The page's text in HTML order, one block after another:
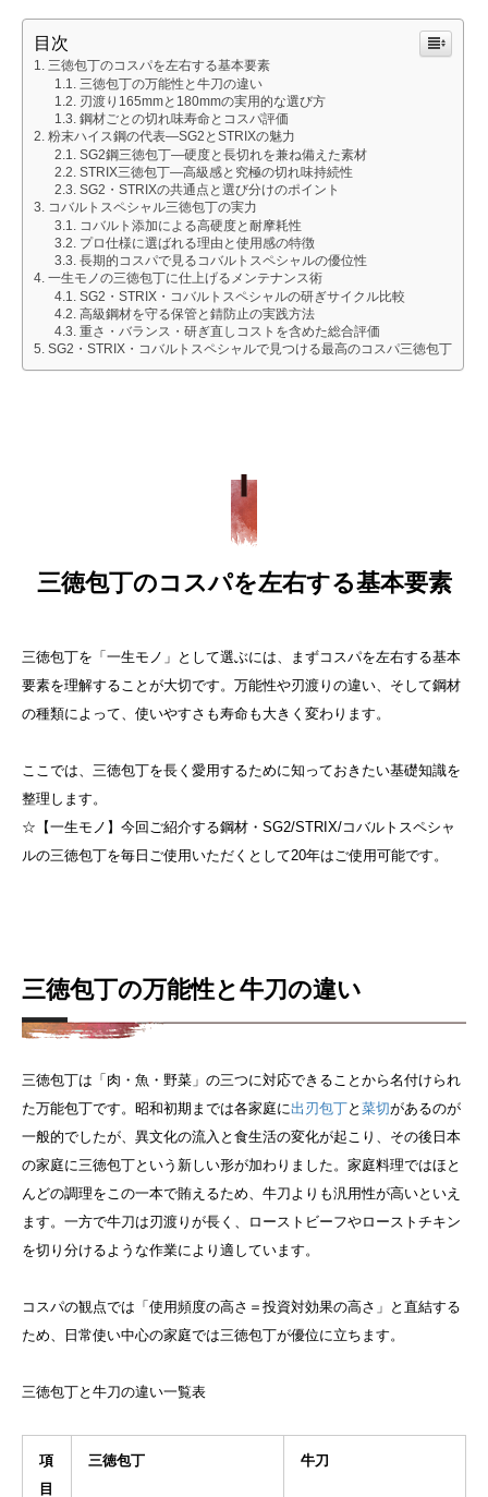
目次
三徳包丁のコスパを左右する基本要素
三徳包丁の万能性と牛刀の違い
刃渡り165mmと180mmの実用的な選び方
鋼材ごとの切れ味寿命とコスパ評価
粉末ハイス鋼の代表―SG2とSTRIXの魅力
SG2鋼三徳包丁―硬度と長切れを兼ね備えた素材
STRIX三徳包丁―高級感と究極の切れ味持続性
SG2・STRIXの共通点と選び分けのポイント
コバルトスペシャル三徳包丁の実力
コバルト添加による高硬度と耐摩耗性
プロ仕様に選ばれる理由と使用感の特徴
長期的コスパで見るコバルトスペシャルの優位性
一生モノの三徳包丁に仕上げるメンテナンス術
SG2・STRIX・コバルトスペシャルの研ぎサイクル比較
高級鋼材を守る保管と錆防止の実践方法
重さ・バランス・研ぎ直しコストを含めた総合評価
SG2・STRIX・コバルトスペシャルで見つける最高のコスパ三徳包丁
三徳包丁のコスパを左右する基本要素
三徳包丁を「一生モノ」として選ぶには、まずコスパを左右する基本
要素を理解することが大切です。万能性や刃渡りの違い、そして鋼材
の種類によって、使いやすさも寿命も大きく変わります。
ここでは、三徳包丁を長く愛用するために知っておきたい基礎知識を
整理します。
☆【一生モノ】今回ご紹介する鋼材・SG2/STRIX/コバルトスペシャ
ルの三徳包丁を毎日ご使用いただくとして20年はご使用可能です。
三徳包丁の万能性と牛刀の違い
三徳包丁は「肉・魚・野菜」の三つに対応できることから名付けられ
た万能包丁です。昭和初期までは各家庭に出刃包丁と 菜切があるのが
一般的でしたが、異文化の流入と食生活の変化が起こり、その後日本
の家庭に三徳包丁という新しい形が加わりました。家庭料理ではほと
んどの調理をこの一本で賄えるため、牛刀よりも汎用性が高いといえ
ます。一方で牛刀は刃渡りが長く、ローストビーフやローストチキン
を切り分けるような作業により適しています。
コスパの観点では「使用頻度の高さ＝投資対効果の高さ」と直結する
ため、日常使い中心の家庭では三徳包丁が優位に立ちます。
三徳包丁と牛刀の違い一覧表
項
目
三徳包丁 牛刀